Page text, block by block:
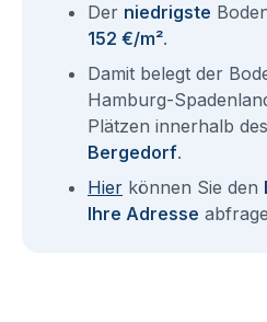
Der niedrigste
152 €/m².
Damit belegt der
Hamburg-
Plätzen innerhalb des
Bergedorf.
Hier können Sie den
Ihre Adresse